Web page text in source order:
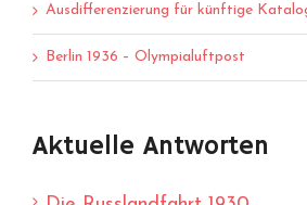
Ausdifferenzierung für künftige
Berlin 1936 – Olympialuftpost
Aktuelle Antworten